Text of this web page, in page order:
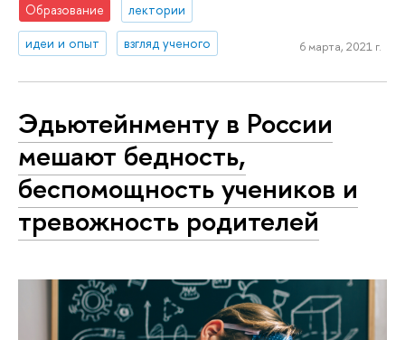
Образование
лектории
идеи и опыт
взгляд ученого 6 марта, 2021 г.
Эдьютейнменту в России
мешают бедность,
беспомощность учеников и
тревожность родителей